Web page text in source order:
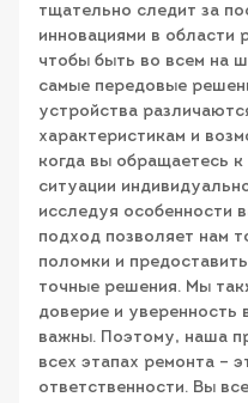
тщательно следит за
инновациями в области
чтобы быть во всем на
самые передовые
устройства
характеристикам и
когда вы обращаетесь
ситуации
исследуя особенности
подход позволяет нам
поломки и
точные решения. Мы
доверие и уверенность
важны. Поэтому, наша
всех этапах ремонта –
ответственности. Вы